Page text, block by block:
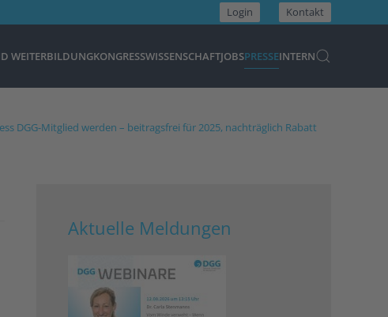
Login Kontakt
WEITERBILDUNGKONGRESSWISSENSCHAFTJOBSPRESSEINTERN
DGG-Mitglied werden – beitragsfrei für 2025, nachträglich Rabatt
Aktuelle Meldungen